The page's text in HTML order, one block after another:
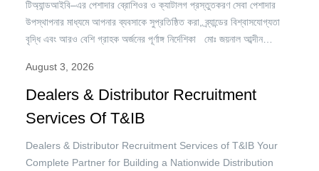
টিঅ্যান্ডআইবি–এর পেশাদার ব্রোশিওর ও ক্যাটালগ প্রস্তুতকরণ সেবা পেশাদার
উপস্থাপনার মাধ্যমে আপনার ব্যবসাকে সুপ্রতিষ্ঠিত করা, ব্র্যান্ডের বিশ্বাসযোগ্যতা
বৃদ্ধি এবং আরও বেশি গ্রাহক অর্জনের পূর্ণাঙ্গ নির্দেশিকা মোঃ জয়নাল আব্দীন
প্রধান নির্বাহী কর্মকর্তা, ট্রেড অ্যান্ড ইনভেস্টমেন্ট বাংলাদেশ (টিএন্ডআইবি) মহাসচিব,
ব্রাজিল বাংলাদেশ চেম্বার অব কমার্স অ্যান্ড ইন্ডাস্ট্রি (বিবিসিসিআই)…
August 3, 2026
Dealers & Distributor Recruitment
Services Of T&IB
Dealers & Distributor Recruitment Services of T&IB Your
Complete Partner for Building a Nationwide Distribution